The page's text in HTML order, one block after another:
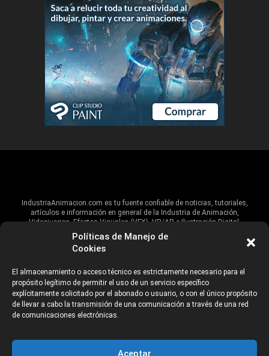
Políticas de Manejo de
Cookies
El almacenamiento o acceso técnico es estrictamente necesario para el
propósito legítimo de permitir el uso de un servicio específico
explícitamente solicitado por el abonado o usuario, o con el único propósito
de llevar a cabo la transmisión de una comunicación a través de una red
de comunicaciones electrónicas.
Aceptar
IndustriaAnimacion.com es tu fuente confiable de noticias, tutoriales,
artículos e información en general de la Industria de Animación,
Videojuegos, Efectos Visuales (VFX), VR/AR e Ilustración Digital.
Hablamos de estas industrias y su alcance global, pero damos un énfasis
especial al talento, estudios, escuelas, eventos y organizaciones que
ANUNCIANTES AVISO DE PRIVACIDAD
©2026 Industria Networks